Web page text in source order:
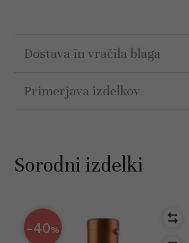
Dostava in vračila blaga
Primerjava izdelkov
Sorodni izdelki
-40%